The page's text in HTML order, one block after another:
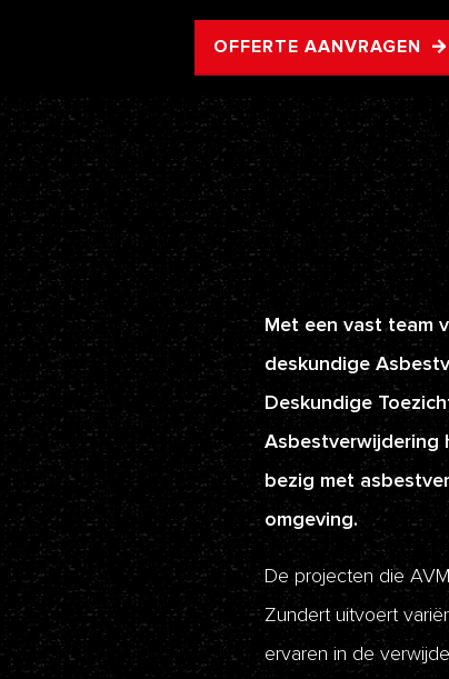
OFFERTE AANVRAGEN
Met een vast team
deskundige
Deskundige
Asbestverwijdering
bezig met
omgeving.
De projecten die
Zundert uitvoert
ervaren in de